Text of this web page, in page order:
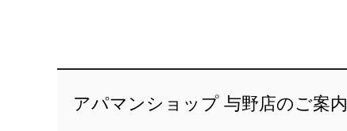
アパマンショップ 与野店のご案内